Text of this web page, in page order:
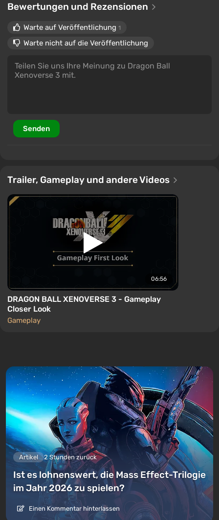
Bewertungen und Rezensionen
Warte auf Veröffentlichung 1
Warte nicht auf die Veröffentlichung
Senden
Trailer, Gameplay und andere Videos
06:56
DRAGON BALL XENOVERSE 3 - Gameplay
Closer Look
Gameplay
Artikel 2 Stunden zurück
Ist es lohnenswert, die Mass Effect-Trilogie
im Jahr 2026 zu spielen?
Einen Kommentar hinterlassen